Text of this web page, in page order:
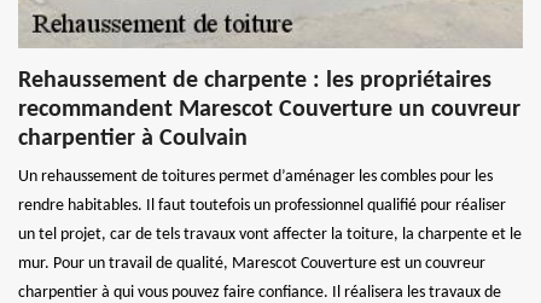
Rehaussement de charpente : les propriétaires
recommandent Marescot Couverture un couvreur
charpentier à Coulvain
Un rehaussement de toitures permet d’aménager les combles pour les
rendre habitables. Il faut toutefois un professionnel qualifié pour réaliser
un tel projet, car de tels travaux vont affecter la toiture, la charpente et le
mur. Pour un travail de qualité, Marescot Couverture est un couvreur
charpentier à qui vous pouvez faire confiance. Il réalisera les travaux de